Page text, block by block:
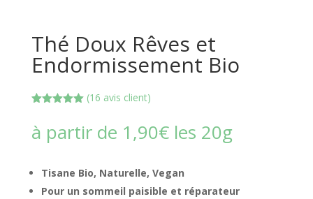
Thé Doux Rêves et
Endormissement Bio
basé sur
notations
(16 avis client)
à partir de 1,90€les 20g
Tisane Bio, Naturelle, Vegan
Pour un sommeil paisible et réparateur